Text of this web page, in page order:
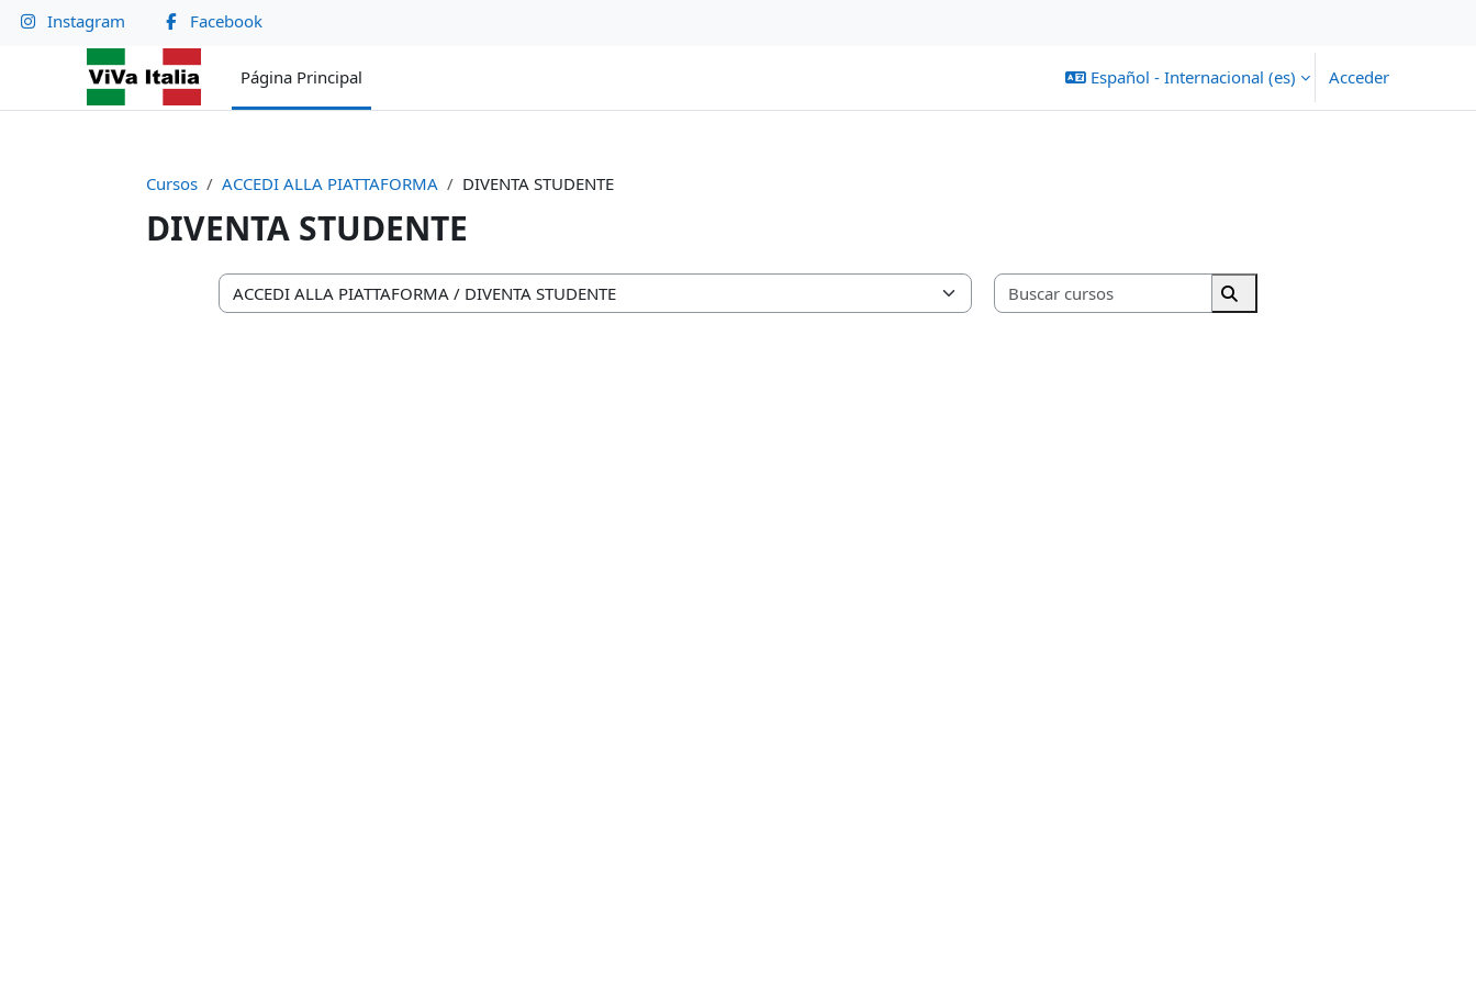
Salta al contenido principal
Instagram Facebook
Página Principal Español - Internacional ‎(es)‎ Acceder
Cursos ACCEDI ALLA PIATTAFORMA DIVENTA STUDENTE
DIVENTA STUDENTE
Categorías
Buscar cursos
Buscar cursos